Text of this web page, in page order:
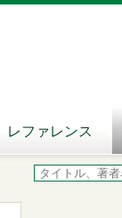
レファレンス